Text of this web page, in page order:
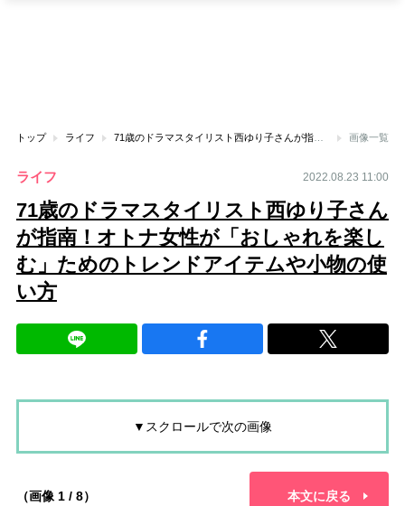
トップ ライフ 71歳のドラマスタイリスト西ゆり子さんが指南！オトナ女性が「おしゃれを楽しむ」ためのトレンドアイテムや小物の使い方 画像一覧
ライフ 2022.08.23 11:00
71歳のドラマスタイリスト西ゆり子さん
が指南！オトナ女性が「おしゃれを楽し
む」ためのトレンドアイテムや小物の使
い方
▼スクロールで次の画像
（画像 1 / 8） 本文に戻る